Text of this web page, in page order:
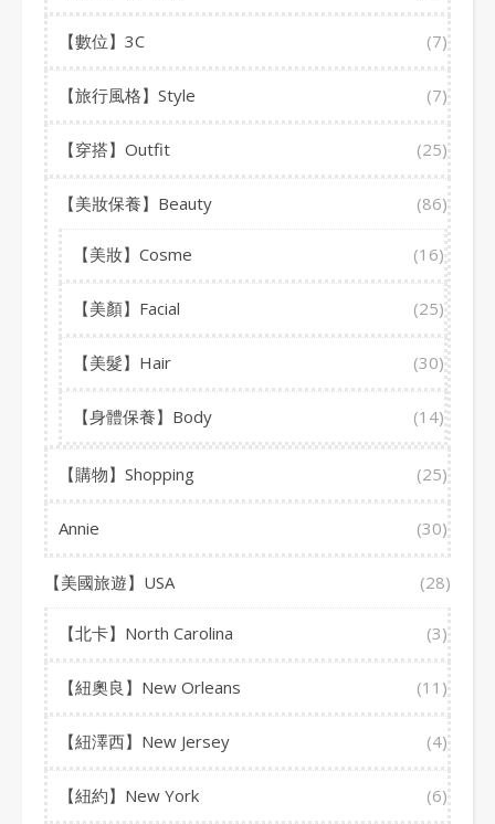
【數位】3C (7)
【旅行風格】Style (7)
【穿搭】Outfit (25)
【美妝保養】Beauty (86)
【美妝】Cosme (16)
【美顏】Facial (25)
【美髮】Hair (30)
【身體保養】Body (14)
【購物】Shopping (25)
Annie (30)
【美國旅遊】USA (28)
【北卡】North Carolina (3)
【紐奧良】New Orleans (11)
【紐澤西】New Jersey (4)
【紐約】New York (6)